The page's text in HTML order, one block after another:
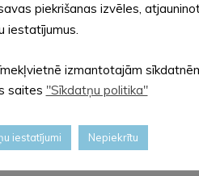
piekrišanas izvēles,
iestatījumus.
izmantotajām
saites "Sīkdatņu politika"
iestatījumi Nepiekrītu